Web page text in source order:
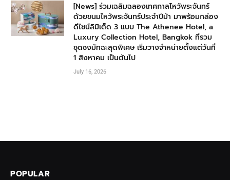
[News] ร่วมเฉลิมฉลองเทศกาลไหว้พระจันทร์
ด้วยขนมไหว้พระจันทร์ประจำปีม้า มาพร้อมกล่อง
ดีไซน์ลิมิเต็ด 3 แบบ The Athenee Hotel, a
Luxury Collection Hotel, Bangkok ที่รวม
ชุดชงมัทฉะสุดพิเศษ เริ่มวางจำหน่ายตั้งแต่วันที่
1 สิงหาคม เป็นต้นไป
July 16, 2026
POPULAR